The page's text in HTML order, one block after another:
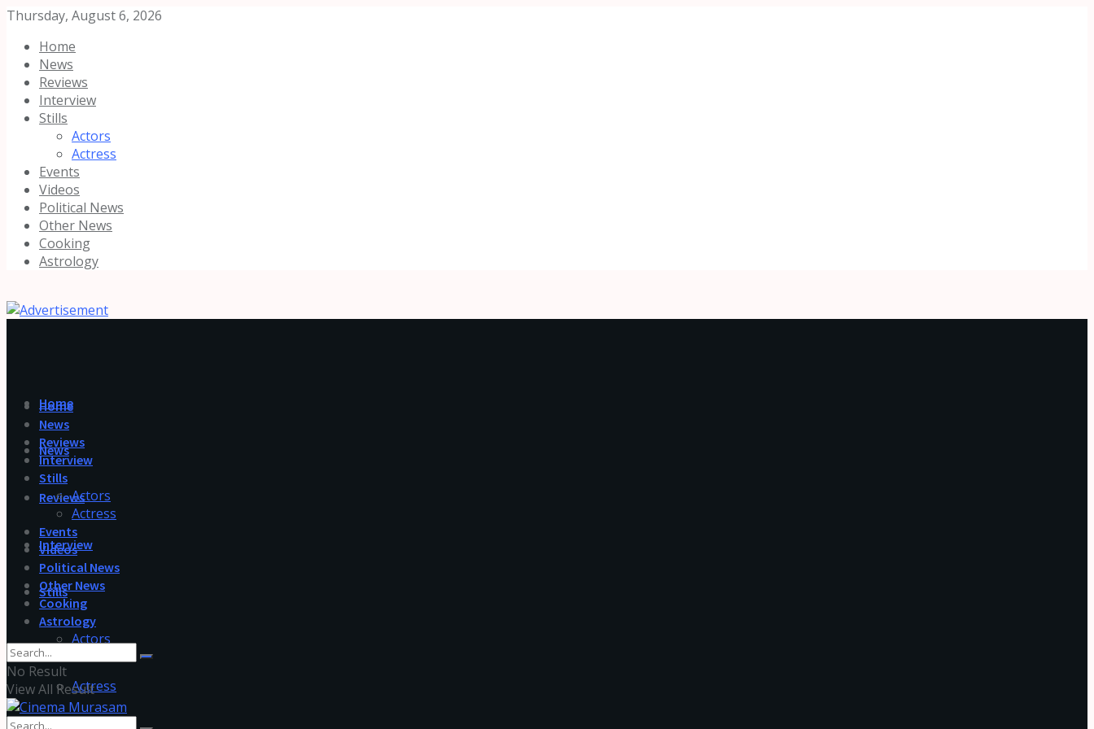
Thursday, August 6, 2026
Home
News
Reviews
Interview
Stills
Actors
Actress
Events
Videos
Political News
Other News
Cooking
Astrology
Home
News
Reviews
Interview
Stills
Actors
Actress
Home
News
Reviews
Interview
Stills
Actors
Actress
Events
Videos
Political News
Other News
Cooking
Astrology
No Result
View All Result